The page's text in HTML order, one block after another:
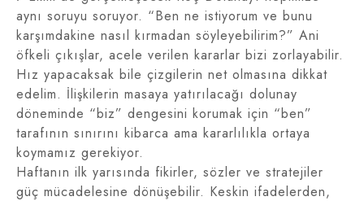
aynı soruyu soruyor. “Ben ne istiyorum ve bunu
karşımdakine nasıl kırmadan söyleyebilirim?” Ani
öfkeli çıkışlar, acele verilen kararlar bizi zorlayabilir.
Hız yapacaksak bile çizgilerin net olmasına dikkat
edelim. İlişkilerin masaya yatırılacağı dolunay
döneminde “biz” dengesini korumak için “ben”
tarafının sınırını kibarca ama kararlılıkla ortaya
koymamız gerekiyor.
Haftanın ilk yarısında fikirler, sözler ve stratejiler
güç mücadelesine dönüşebilir. Keskin ifadelerden,